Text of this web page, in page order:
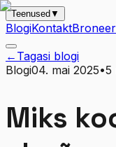
Teenused ▼
BlogiKontakt
← Tagasi blogi
Blogi04. mai 2025•5
Miks